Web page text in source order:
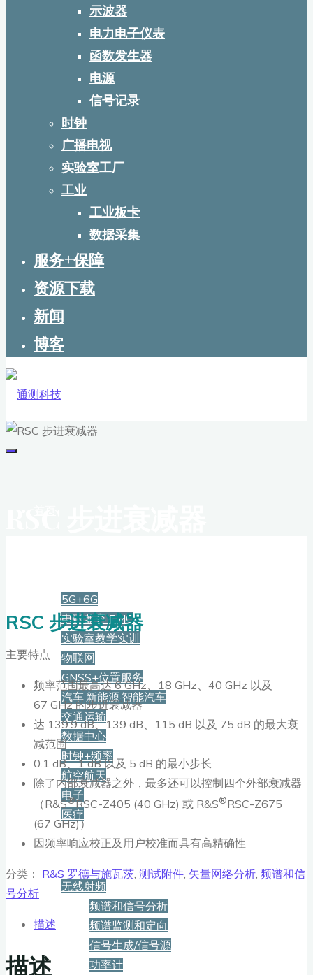
示波器
电力电子仪表
函数发生器
电源
信号记录
时钟
广播电视
实验室工厂
工业
工业板卡
数据采集
服务+保障
资源下载
新闻
博客
5G+6G
电磁兼容 EMC
实验室教学实训
物联网
GNSS+位置服务
汽车·新能源·智能汽车
交通运输
数据中心
时钟+频率
航空航天
电子
医疗
产品
无线射频
频谱和信号分析
频谱监测和定向
信号生成/信号源
功率计
RSC 步进衰减器
主要特点
频率范围最高达 6 GHz、18 GHz、40 GHz 以及
67 GHz 的步进衰减器
达 139.9 dB、139 dB、115 dB 以及 75 dB 的最大衰
减范围
0.1 dB、1 dB 以及 5 dB 的最小步长
除了内部衰减器之外，最多还可以控制四个外部衰减器
（R&S®RSC-Z405 (40 GHz) 或 R&S®RSC-Z675
(67 GHz)）
因频率响应校正及用户校准而具有高精确性
分类： R&S 罗德与施瓦茨 测试附件 矢量网络分析 频谱和信
号分析
描述
描述